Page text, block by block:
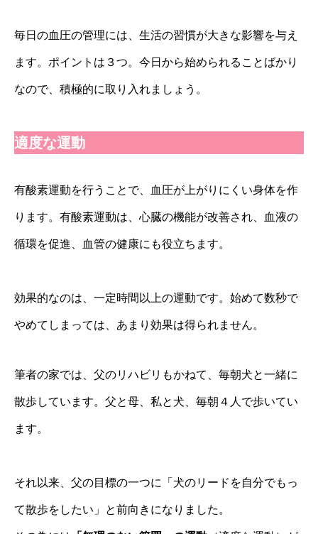
毎日の血圧の管理には、生活の習慣が大きな影響を与え
ます。ポイントは３つ。今日から始められることばかり
なので、積極的に取り入れましょう。
適度な運動
有酸素運動を行うことで、血圧が上がりにくい身体を作
ります。有酸素運動は、心臓の機能が改善され、血液の
循環を促進、血管の健康にも役立ちます。
効果的なのは、一定時間以上の運動です。始めて数秒で
やめてしまっては、あまり効果は得られません。
筆者の家では、父のリハビリもかねて、毎朝犬と一緒に
散歩しています。父と母、私と犬、毎朝４人で歩いてい
ます。
それ以来、父の目標の一つに「犬のリードを自分でもっ
て散歩をしたい」と前向きになりました。